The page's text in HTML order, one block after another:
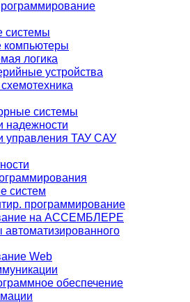
логика
устройства
системы
ТАУ САУ
систем
программирование
на АССЕМБЛЕРЕ
Web
обеспечение